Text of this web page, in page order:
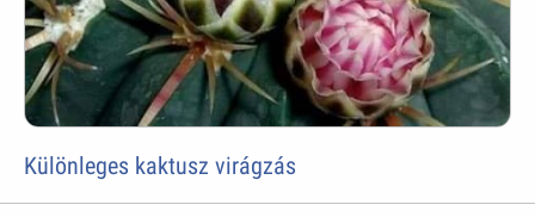
Különleges kaktusz virágzás